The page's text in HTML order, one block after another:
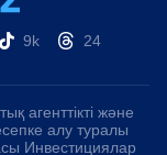
9k 24
агенттікті және
алу туралы
Инвестициялар